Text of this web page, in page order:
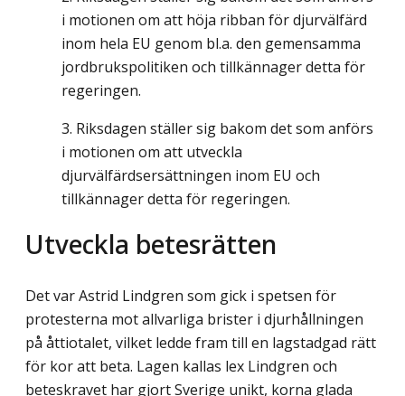
i motionen om att höja ribban för djurvälfärd
inom hela EU genom bl.a. den gemensamma
jordbrukspolitiken och tillkännager detta för
regeringen.
Riksdagen ställer sig bakom det som anförs
i motionen om att utveckla
djurvälfärdsersättningen inom EU och
tillkännager detta för regeringen.
Utveckla betesrätten
Det var Astrid Lindgren som gick i spetsen för
protesterna mot allvarliga brister i djur­hållningen
på åttiotalet, vilket ledde fram till en lagstadgad rätt
för kor att beta. Lagen kallas lex Lindgren och
beteskravet har gjort Sverige unikt, korna glada